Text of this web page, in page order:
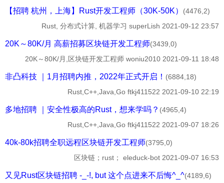
【招聘 杭州，上海】Rust开发工程师（30K-50K） (4476,2)
Rust, 分布式计算, 机器学习 superLish 2021-09-12 23:57
20K～80K/月 高薪招募区块链开发工程师(3439,0)
20K～80K/月,区块链开发工程师 woniu2010 2021-09-11 18:48
非凸科技 ｜1月招聘内推，2022年正式开启！ (6884,18)
Rust,C++,Java,Go ftkj411522 2021-09-10 22:19
多地招聘 ｜安全性极高的Rust，想来学吗？ (4965,4)
Rust,C++,Java,Go ftkj411522 2021-09-07 18:26
40k-80k招聘全职远程区块链开发工程师(3795,0)
区块链；rust；
eleduck-bot 2021-09-07 16:53
又见Rust区块链招聘 -_-!, but 这个点进来不后悔^_^(4189,6)